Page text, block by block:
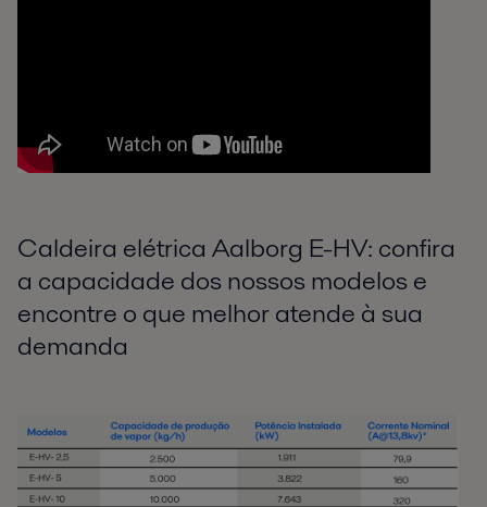
Caldeira elétrica Aalborg E-HV: confira
a capacidade dos nossos modelos e
encontre o que melhor atende à sua
demanda